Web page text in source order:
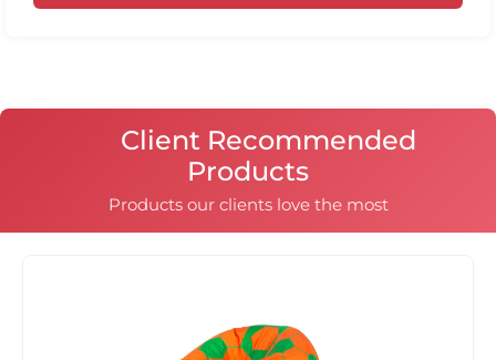
Client Recommended
Products
Products our clients love the most